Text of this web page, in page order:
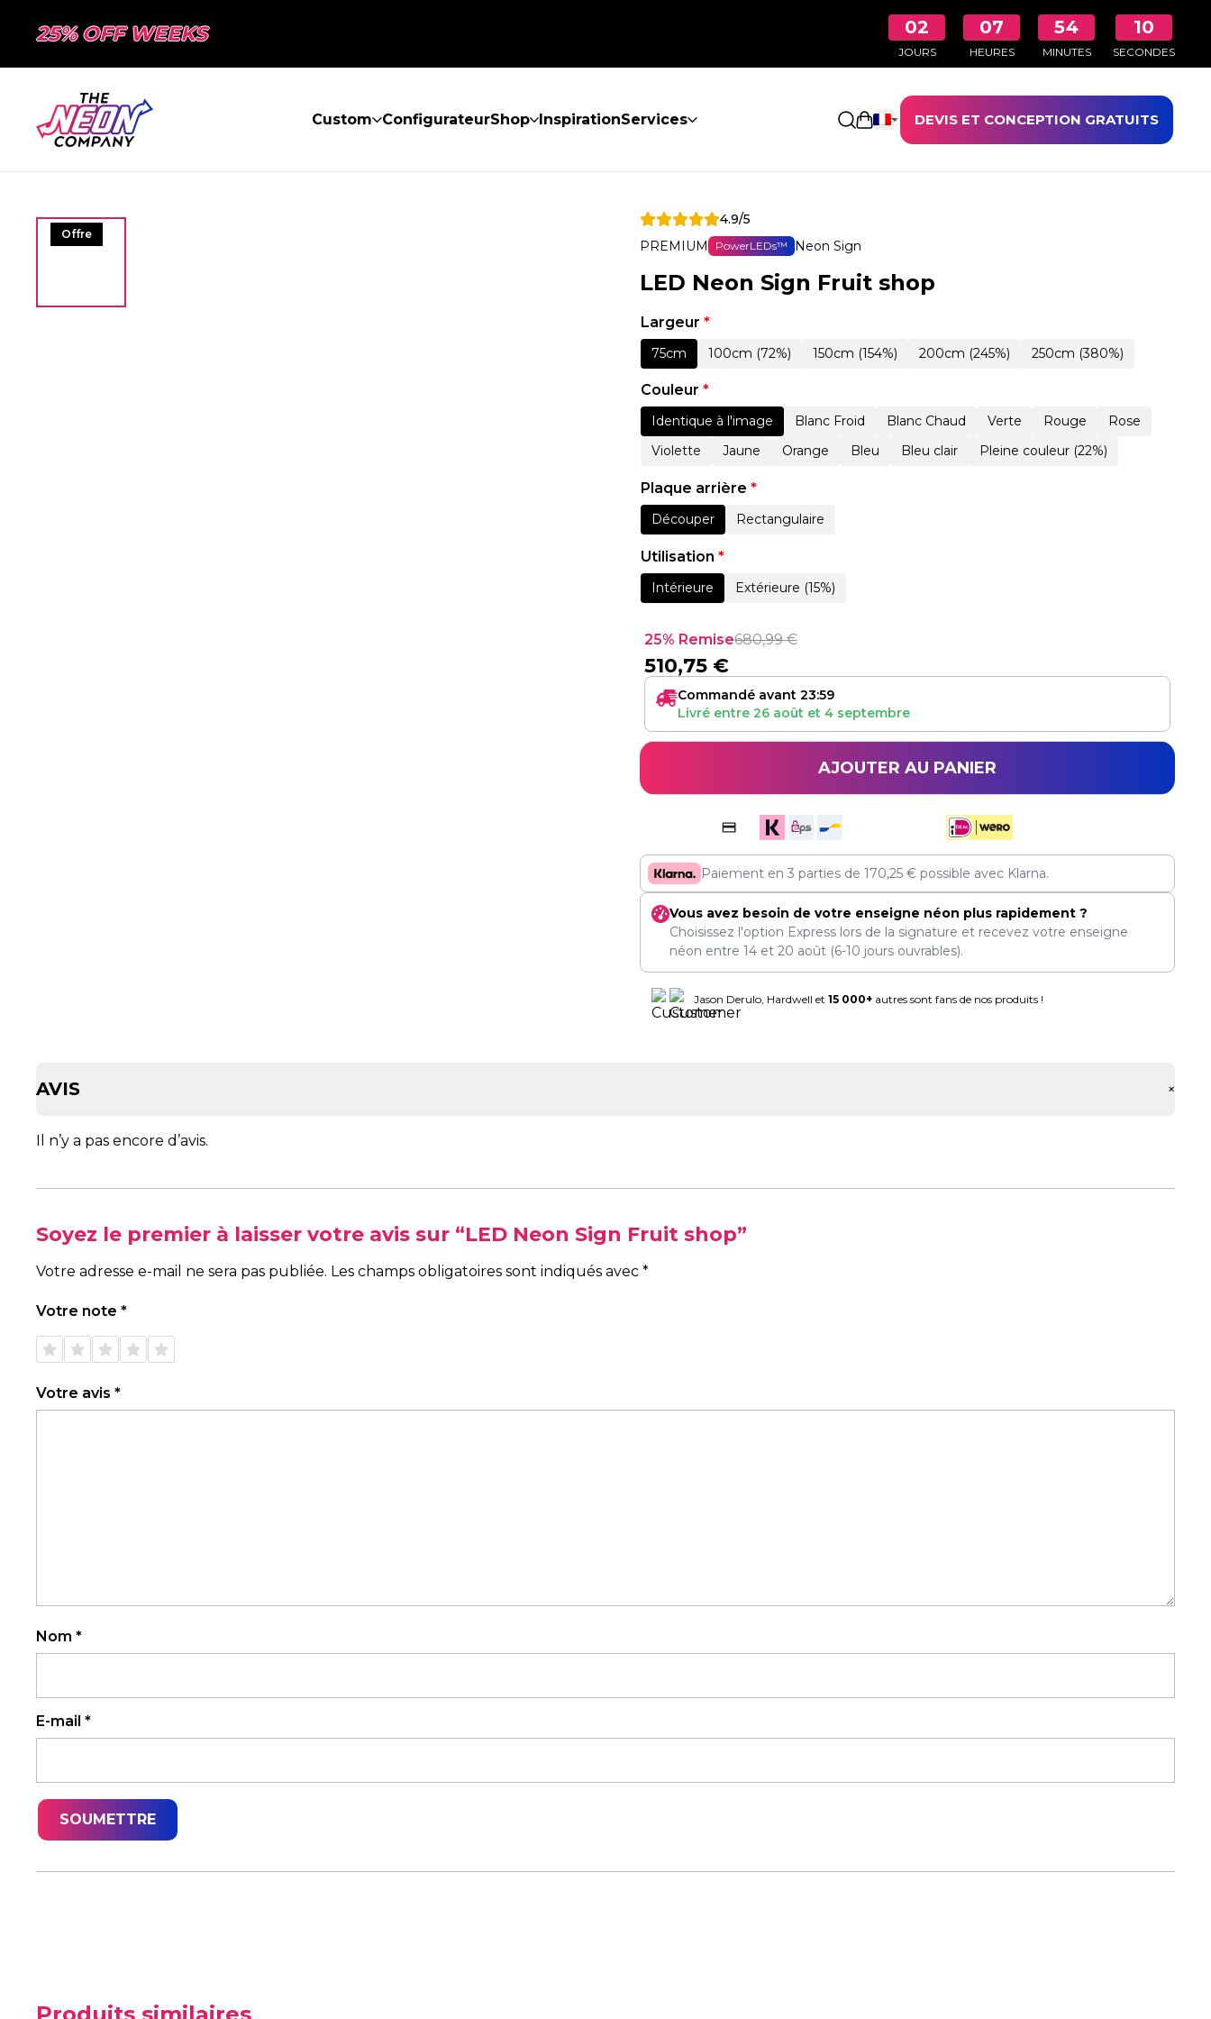
25% OFF WEEKS 02
JOURS
07
HEURES
54
MINUTES
09
SECONDES
Custom ConfigurateurShop InspirationServices Ouvrir le panierDEVIS ET CONCEPTION GRATUITS
Offre
4.9/5
PREMIUM
PowerLEDs™ Neon Sign
LED Neon Sign Fruit shop
Largeur *
75cm 100cm (72%) 150cm (154%) 200cm (245%) 250cm (380%)
Couleur *
Identique à l'image Blanc Froid Blanc Chaud Verte Rouge
Rose
Violette
Jaune Orange Bleu Bleu clair Pleine couleur (22%)
Plaque arrière *
Découper Rectangulaire
Utilisation *
Intérieure Extérieure (15%)
25% Remise680,99€
510,75 €
Commandé avant 23:59
Livré entre 26 août et 4 septembre
AJOUTER AU PANIER
Paiement en 3 parties de170,25€ possible avec Klarna.
Vous avez besoin de votre enseigne néon plus rapidement ?
Choisissez l'option Express lors de la signature et recevez votre enseigne
néon entre 14et 20 août(6-10 jours ouvrables).
Jason Derulo, Hardwell et 15 000+autres sont fans de nos produits !
AVIS +
Il n’y a pas encore d’avis.
Soyez le premier à laisser votre avis sur “LED Neon Sign Fruit shop”
Votre adresse e-mail ne sera pas publiée. Les champs obligatoires sont indiqués avec *
Votre note *
1 étoile
sur 5
2 étoiles
sur 5
3 étoiles
sur 5
4 étoiles
sur 5
5 étoiles
sur 5
Votre avis *
Nom *
E-mail *